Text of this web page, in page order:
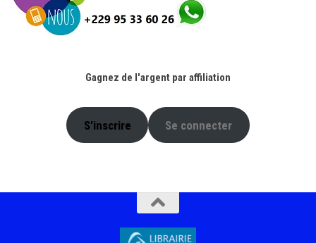
Gagnez de l'argent par affiliation
S'inscrire Se connecter